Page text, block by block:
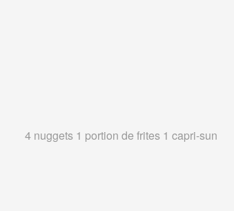
4 nuggets 1 portion de frites 1 capri-sun